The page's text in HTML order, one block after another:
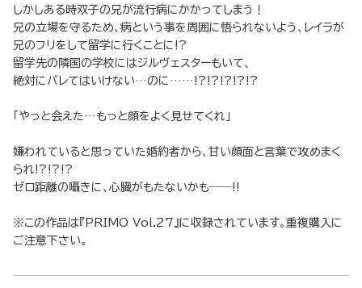
しかしある時双子の兄が流行病にかかってしまう！
兄の立場を守るため、病という事を周囲に悟られないよう、レイラが
兄のフリをして留学に行くことに!?
留学先の隣国の学校にはジルヴェスターもいて、
絶対にバレてはいけない…のに……!?!?!?!?!?
「やっと会えた…もっと顔をよく見せてくれ」
嫌われていると思っていた婚約者から、甘い顔面と言葉で攻めまく
られ!?!?!?
ゼロ距離の囁きに、心臓がもたないかも――!!
※この作品は『PRIMO Vol.27』に収録されています。重複購入に
ご注意下さい。